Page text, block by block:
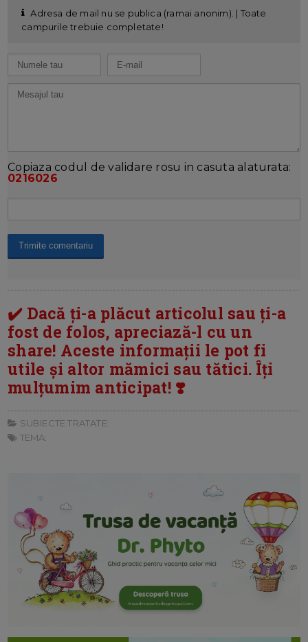
Adresa de mail nu se publica (ramai anonim). | Toate
campurile trebuie completate!
Copiaza codul de validare rosu in casuta alaturata:
0216026
✔️ Dacă ți-a plăcut articolul sau ți-a
fost de folos, apreciază-l cu un
share! Aceste informații le pot fi
utile și altor mămici sau tătici. Îți
mulțumim anticipat! ❣️
SUBIECTE TRATATE:
TEMA: